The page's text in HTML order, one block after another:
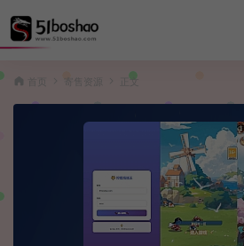
寄售资源 正文